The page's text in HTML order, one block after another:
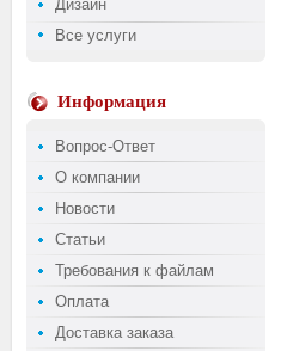
Дизайн
Все услуги
Информация
Вопрос-Ответ
О компании
Новости
Статьи
Требования к файлам
Оплата
Доставка заказа